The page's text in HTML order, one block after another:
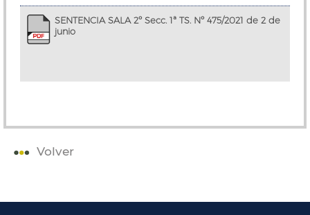
SENTENCIA SALA 2º Secc. 1ª TS. Nº 475/2021 de 2 de
junio
Volver